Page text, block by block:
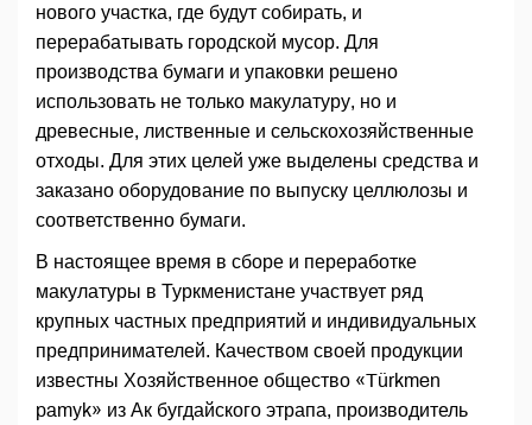
нового участка, где будут собирать, и
перерабатывать городской мусор. Для
производства бумаги и упаковки решено
использовать не только макулатуру, но и
древесные, лиственные и сельскохозяйственные
отходы. Для этих целей уже выделены средства и
заказано оборудование по выпуску целлюлозы и
соответственно бумаги.
В настоящее время в сборе и переработке
макулатуры в Туркменистане участвует ряд
крупных частных предприятий и индивидуальных
предпринимателей. Качеством своей продукции
известны Хозяйственное общество «Türkmen
pamyk» из Ак бугдайского этрапа, производитель